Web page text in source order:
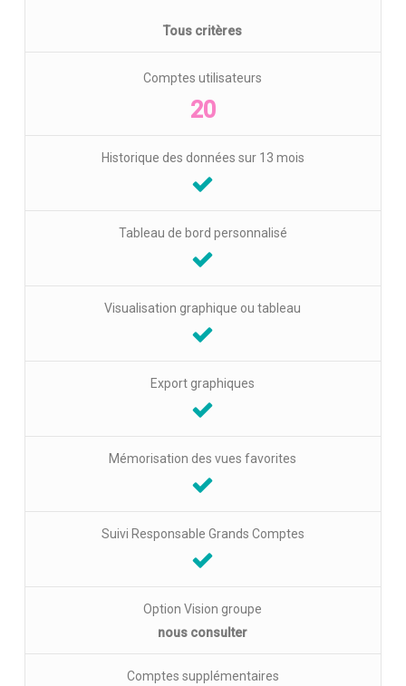
Tous critères
Comptes utilisateurs
20
Historique des données sur 13 mois
Tableau de bord personnalisé
Visualisation graphique ou tableau
Export graphiques
Mémorisation des vues favorites
Suivi Responsable Grands Comptes
Option Vision groupe
nous consulter
Comptes supplémentaires